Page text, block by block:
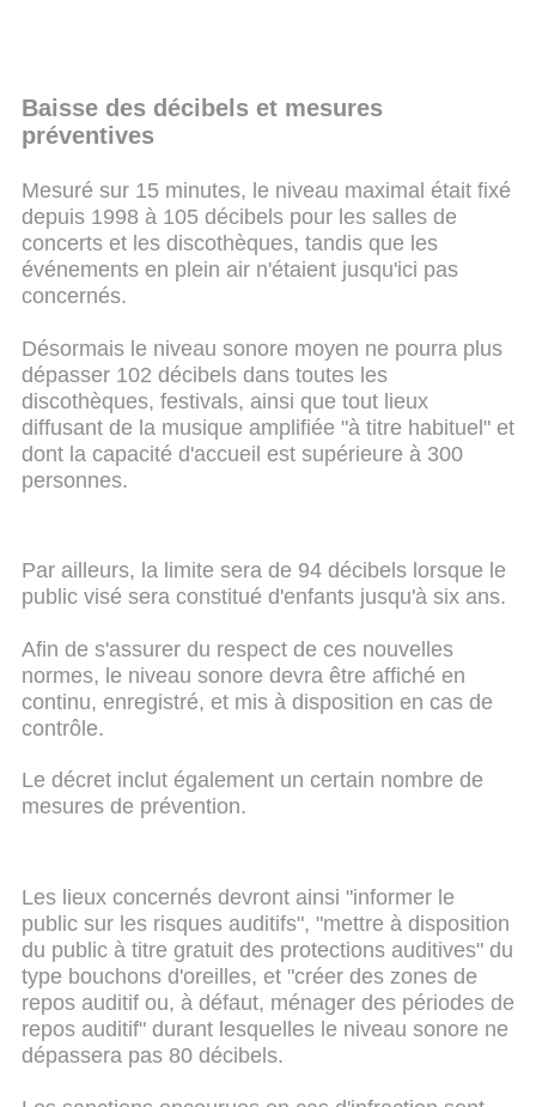
Baisse des décibels et mesures
préventives
Mesuré sur 15 minutes, le niveau maximal était fixé
depuis 1998 à 105 décibels pour les salles de
concerts et les discothèques, tandis que les
événements en plein air n'étaient jusqu'ici pas
concernés.
Désormais le niveau sonore moyen ne pourra plus
dépasser 102 décibels dans toutes les
discothèques, festivals, ainsi que tout lieux
diffusant de la musique amplifiée "à titre habituel" et
dont la capacité d'accueil est supérieure à 300
personnes.
Par ailleurs, la limite sera de 94 décibels lorsque le
public visé sera constitué d'enfants jusqu'à six ans.
Afin de s'assurer du respect de ces nouvelles
normes, le niveau sonore devra être affiché en
continu, enregistré, et mis à disposition en cas de
contrôle.
Le décret inclut également un certain nombre de
mesures de prévention.
Les lieux concernés devront ainsi "informer le
public sur les risques auditifs", "mettre à disposition
du public à titre gratuit des protections auditives" du
type bouchons d'oreilles, et "créer des zones de
repos auditif ou, à défaut, ménager des périodes de
repos auditif" durant lesquelles le niveau sonore ne
dépassera pas 80 décibels.